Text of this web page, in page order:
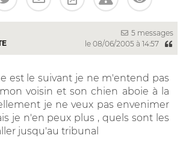
5 messages
le 08/06/2005 à 14:57
est le suivant je ne m'entend pas
voisin et son chien aboie à la
je ne veux pas envenimer
je n'en peux plus , quels sont les
jusqu'au tribunal